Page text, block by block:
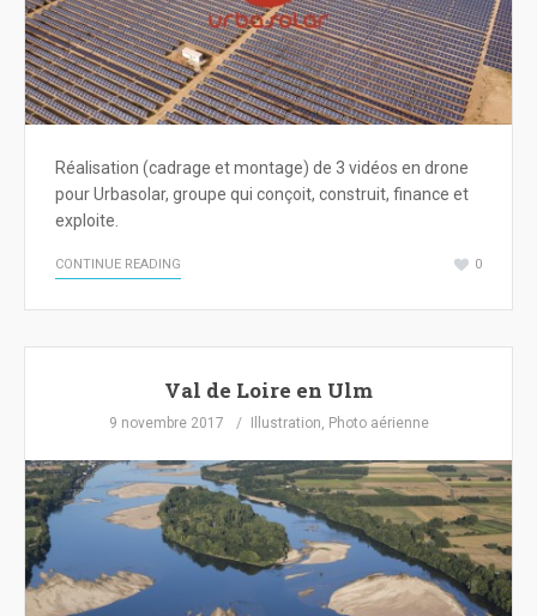
Réalisation (cadrage et montage) de 3 vidéos en drone
pour Urbasolar, groupe qui conçoit, construit, finance et
exploite.
CONTINUE READING 0
Val de Loire en Ulm
9 novembre 2017 Illustration, Photo aérienne